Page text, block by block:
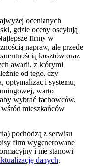
ocenianych
gdzie oceny oscylują
firmy w
napraw, ale przede
kosztów oraz
awarii, z którymi
od tego, czy
optymalizacji systemu,
warto
wybrać fachowców,
mieszkańców
pochodzą z serwisu
firm wygenerowane
i nie stanowi
danych.